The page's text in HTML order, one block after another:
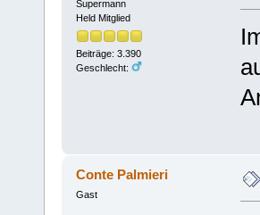
Supermann
Held Mitglied
Beiträge: 3.390
Geschlecht:
Conte Palmieri
Gast